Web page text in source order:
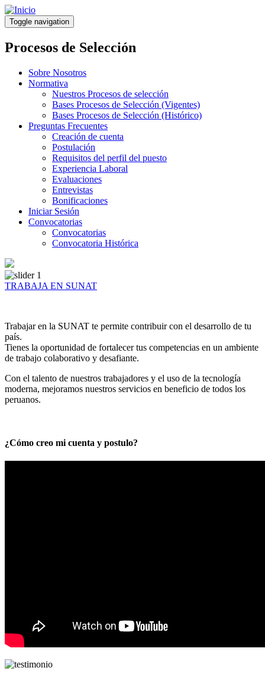
Pasar
al
contenido
principal
Toggle navigation
Procesos de Selección
Sobre Nosotros
Normativa
Nuestros Procesos de selección
Bases Procesos de Selección (Vigentes)
Bases Procesos de Selección (Histórico)
Preguntas Frecuentes
Creación de cuenta
Postulación
Requisitos del perfil del puesto
Experiencia Laboral
Evaluaciones
Entrevistas
Bonificaciones
Iniciar Sesión
Convocatorias
Convocatorias
Convocatoria Histórica
TRABAJA EN SUNAT
Trabajar en la SUNAT te permite contribuir con el desarrollo de tu
país.
Tienes la oportunidad de fortalecer tus competencias en un ambiente
de trabajo colaborativo y desafiante.
Con el talento de nuestros trabajadores y el uso de la tecnología
moderna, mejoramos nuestros servicios en beneficio de todos los
peruanos.
¿Cómo creo mi cuenta y postulo?